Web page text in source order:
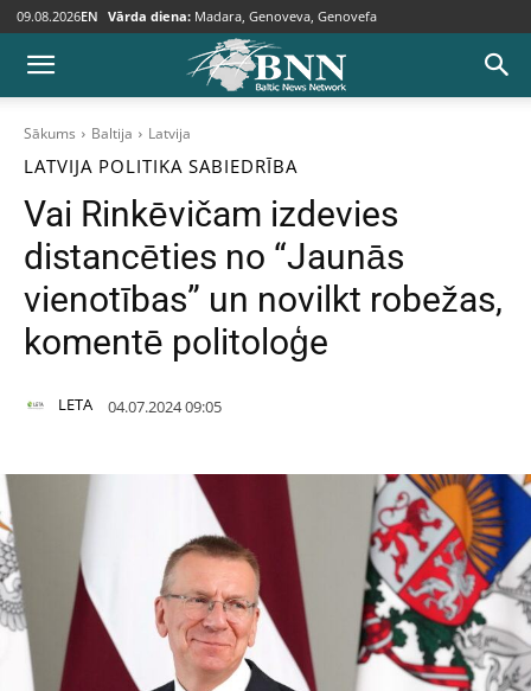
09.08.2026EN Vārda diena: Madara, Genoveva, Genovefa
Sākums Baltija Latvija
LATVIJA POLITIKA SABIEDRĪBA
Vai Rinkēvičam izdevies
distancēties no “Jaunās
vienotības” un novilkt robežas,
komentē politoloģe
LETA 04.07.2024 09:05